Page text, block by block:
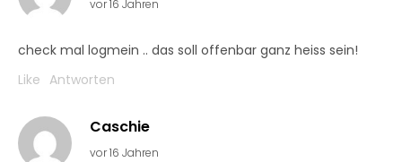
vor 16 Jahren
check mal logmein .. das soll offenbar ganz heiss sein!
Like Antworten
Caschie
vor 16 Jahren